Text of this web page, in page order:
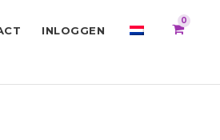
INLOGGEN
0